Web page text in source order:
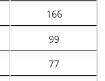
166
99
77